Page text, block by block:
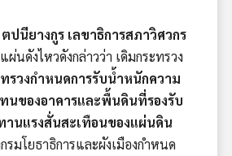
ปนียางกูร เลขาธิการสภาวิศวกร
ผ่นดังไหวดังกล่าวว่า เดิมกระทรวง
รวงกำหนดการรับน้ำหนักความ
นของอาคารและพื้นดินที่รองรับ
านแรงสั่นสะเทือนของแผ่นดิน
รมโยธาธิการและผังเมืองกำหนด